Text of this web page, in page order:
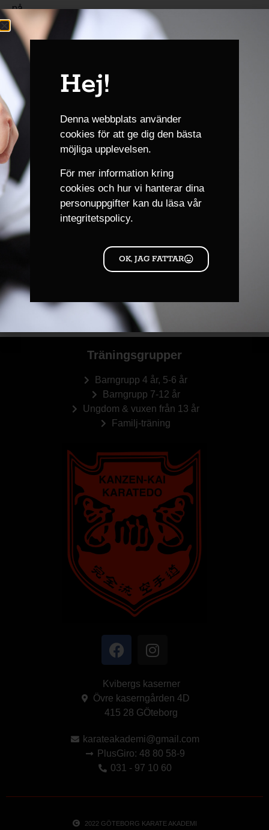
på.
kl. 12.00 Träningen börjar för alla. Inga åskådare.
kl. 14.30 Avslutning.
Lägg till i kalender
DETALJER
Datum:
16 november, 2024
11:30 - 14:30CET
ARRANGÖR
Plats: Göteborg Karate Akademi
vitt bälten HT-2024
Träningsgrupper
Barngrupp 4 år, 5-6 år
Barngrupp 7-12 år
Ungdom & vuxen från 13 år
Familj-träning
Kvibergs kaserner
Övre kaserngården 4D
415 28 GÖteborg
karateakademi@gmail.com
PlusGiro: 48 80 58-9
031 - 97 10 60
2022 GÖTEBORG KARATE AKADEMI
Hej!
Denna webbplats använder
cookies för att ge dig den bästa
möjliga upplevelsen.
För mer information kring
cookies och hur vi hanterar dina
personuppgifter kan du läsa vår
integritetspolicy.
OK, JAG FATTAR